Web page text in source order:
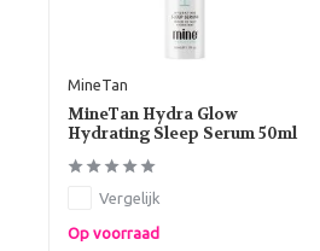
MineTan
MineTan Hydra Glow
Hydrating Sleep Serum 50ml
Vergelijk
Op voorraad